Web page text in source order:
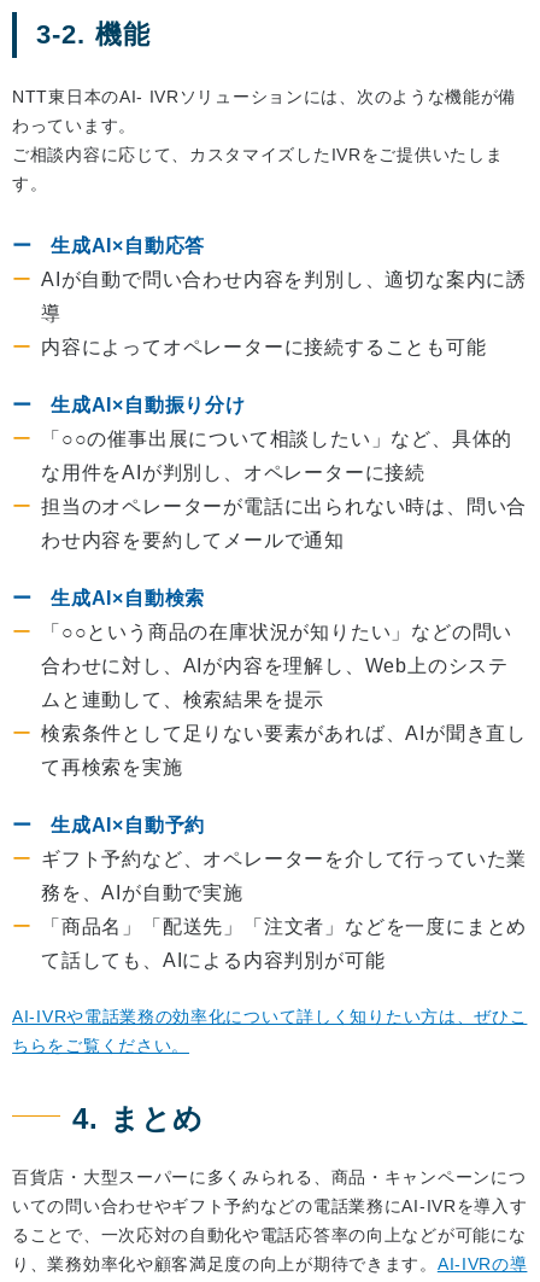
3-2. 機能
NTT東日本のAI- IVRソリューションには、次のような機能が備
わっています。
ご相談内容に応じて、カスタマイズしたIVRをご提供いたしま
す。
生成AI×自動応答
AIが自動で問い合わせ内容を判別し、適切な案内に誘
導
内容によってオペレーターに接続することも可能
生成AI×自動振り分け
「○○の催事出展について相談したい」など、具体的
な用件をAIが判別し、オペレーターに接続
担当のオペレーターが電話に出られない時は、問い合
わせ内容を要約してメールで通知
生成AI×自動検索
「○○という商品の在庫状況が知りたい」などの問い
合わせに対し、AIが内容を理解し、Web上のシステ
ムと連動して、検索結果を提示
検索条件として足りない要素があれば、AIが聞き直し
て再検索を実施
生成AI×自動予約
ギフト予約など、オペレーターを介して行っていた業
務を、AIが自動で実施
「商品名」「配送先」「注文者」などを一度にまとめ
て話しても、AIによる内容判別が可能
AI-IVRや電話業務の効率化について詳しく知りたい方は、ぜひこ
ちらをご覧ください。
4. まとめ
百貨店・大型スーパーに多くみられる、商品・キャンペーンにつ
いての問い合わせやギフト予約などの電話業務にAI-IVRを導入す
ることで、一次応対の自動化や電話応答率の向上などが可能にな
り、業務効率化や顧客満足度の向上が期待できます。 AI-IVRの導